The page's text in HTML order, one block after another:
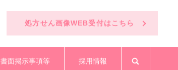
処方せん画像WEB受付はこちら
書面掲示事項等 採用情報 search